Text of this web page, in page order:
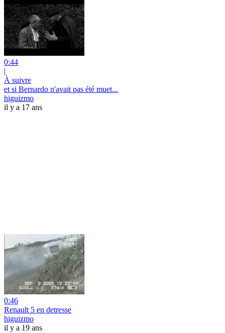
0:44
|
À suivre
et si Bernardo n'avait pas été muet...
higuizmo
il y a 17 ans
0:46
Renault 5 en detresse
higuizmo
il y a 19 ans